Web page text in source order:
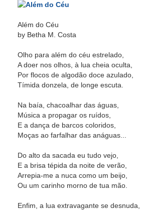
Além do Céu
by Betha M. Costa
Olho para além do céu estrelado,
A doer nos olhos, à lua cheia oculta,
Por flocos de algodão doce azulado,
Tímida donzela, de longe escuta.
Na baía, chacoalhar das águas,
Música a propagar os ruídos,
E a dança de barcos coloridos,
Moças ao farfalhar das anáguas...
Do alto da sacada eu tudo vejo,
E a brisa tépida da noite de verão,
Arrepia-me a nuca como um beijo,
Ou um carinho morno de tua mão.
Enfim, a lua extravagante se desnuda,